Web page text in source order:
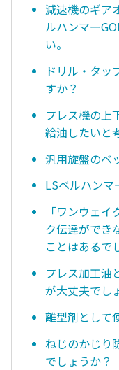
減速機のギア
ルハンマー
い。
ドリル・タッ
すか？
プレス機の上
給油したいと
汎用旋盤のベ
LSベルハンマ
「ワンウェ
ク伝達ができ
ことはあるで
プレス加工油
が大丈夫でし
離型剤として
ねじのかじり
でしょうか？